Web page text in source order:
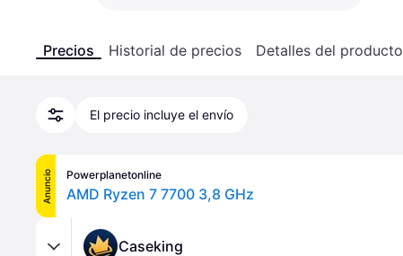
Precios Historial de precios Detalles del producto
El precio incluye el envío
Anuncio Powerplanetonline
AMD Ryzen 7 7700 3,8 GHz
Caseking